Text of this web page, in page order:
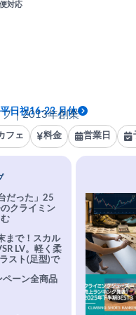
対応
｜2013年創業
日祝16-23 月休
フェ 料金 営業日
だった」25
クライミン
まで！スカル
LV。軽く柔
スト(足型)で
ペーン全商品